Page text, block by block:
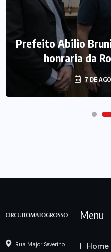
Prefeito Abilio
honraria da
7 DE
Rua Major Severino
Menu
Home